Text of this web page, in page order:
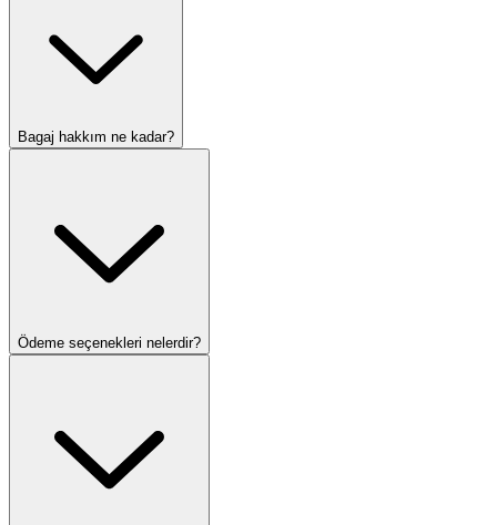
Bagaj hakkım ne kadar?
Ödeme seçenekleri nelerdir?